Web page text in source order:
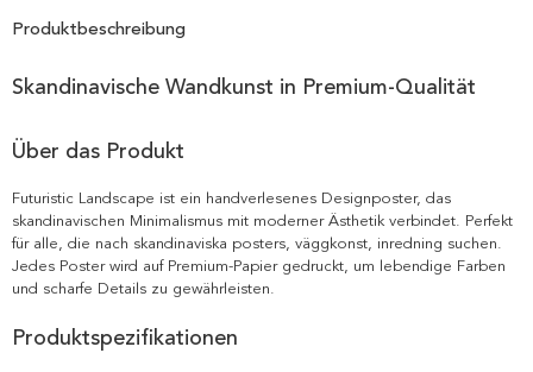
Produktbeschreibung
Skandinavische Wandkunst in Premium-Qualität
Über das Produkt
Futuristic Landscape ist ein handverlesenes Designposter, das
skandinavischen Minimalismus mit moderner Ästhetik verbindet. Perfekt
für alle, die nach skandinaviska posters, väggkonst, inredning suchen.
Jedes Poster wird auf Premium-Papier gedruckt, um lebendige Farben
und scharfe Details zu gewährleisten.
Produktspezifikationen